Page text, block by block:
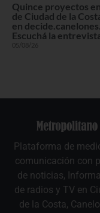
Quince proyectos
de Ciudad de la
en
Escuchá la
05/08/26
Plataforma de
comunicación con
de noticias,
de radios y TV en
de la Costa,